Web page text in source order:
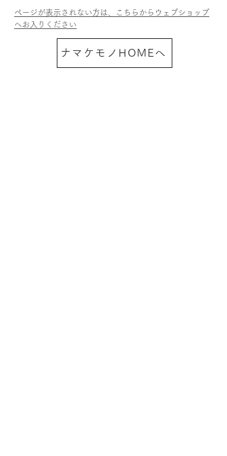
ページが表示されない方は、こちらからウェブショップ
へお入りください
ナマケモノHOMEへ